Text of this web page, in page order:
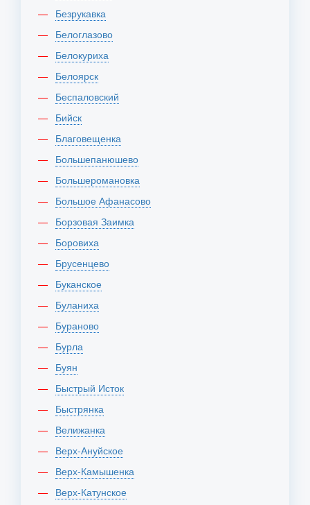
Безрукавка
Белоглазово
Белокуриха
Белоярск
Беспаловский
Бийск
Благовещенка
Большепанюшево
Большеромановка
Большое Афанасово
Борзовая Заимка
Боровиха
Брусенцево
Буканское
Буланиха
Бураново
Бурла
Буян
Быстрый Исток
Быстрянка
Велижанка
Верх-Ануйское
Верх-Камышенка
Верх-Катунское